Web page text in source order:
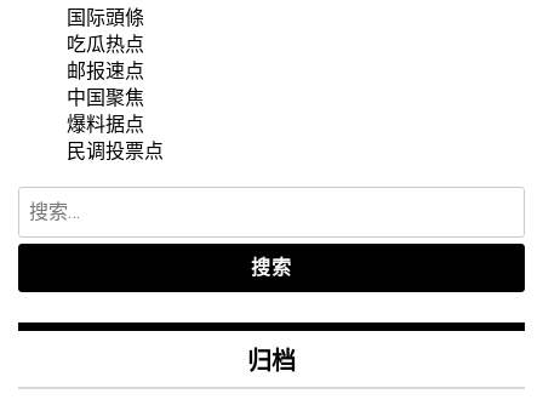
国际頭條
吃瓜热点
邮报速点
中国聚焦
爆料据点
民调投票点
搜
索：
归档